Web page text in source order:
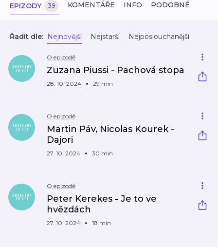
EPIZODY 39 KOMENTÁŘE INFO PODOBNÉ
Řadit dle: Nejnovější Nejstarší Nejposlouchanější
O epizodě
Zuzana Piussi - Pachová stopa
28. 10. 2024 29 min
O epizodě
Martin Páv, Nicolas Kourek -
Dajori
27. 10. 2024 30 min
O epizodě
Peter Kerekes - Je to ve
hvězdách
27. 10. 2024 18 min